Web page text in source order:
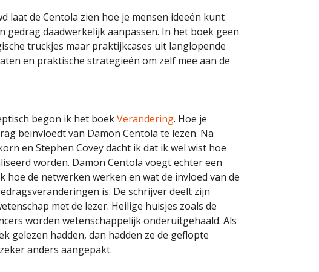
laat de Centola zien hoe je mensen ideeën kunt
gedrag daadwerkelijk aanpassen. In het boek geen
truckjes maar praktijkcases uit langlopende
en praktische strategieën om zelf mee aan de
begon ik het boekVerandering. Hoe je
beïnvloedt van Damon Centola te lezen. Na
en Stephen Covey dacht ik dat ik wel wist hoe
worden. Damon Centola voegt echter een
hoe de netwerken werken en wat de invloed van de
is. De schrijver deelt zijn
met de lezer. Heilige huisjes zoals de
worden wetenschappelijk onderuitgehaald. Als
gelezen hadden, dan hadden ze de geflopte
anders aangepakt.